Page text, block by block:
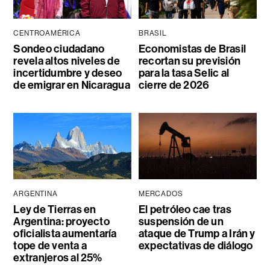
CENTROAMÉRICA
Sondeo ciudadano
revela altos niveles de
incertidumbre y deseo
de emigrar en Nicaragua
BRASIL
Economistas de Brasil
recortan su previsión
para la tasa Selic al
cierre de 2026
ARGENTINA
Ley de Tierras en
Argentina: proyecto
oficialista aumentaría
tope de venta a
extranjeros al 25%
MERCADOS
El petróleo cae tras
suspensión de un
ataque de Trump a Irán y
expectativas de diálogo